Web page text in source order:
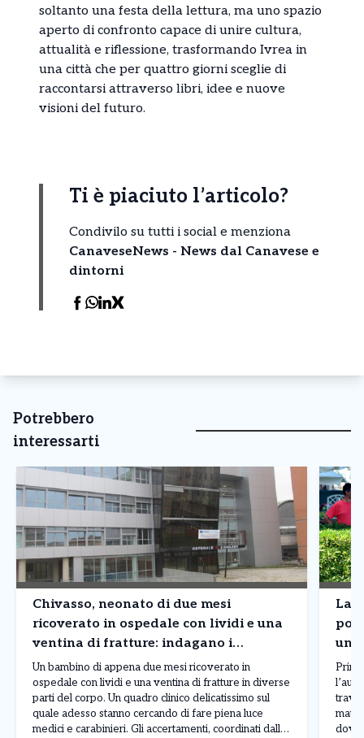
soltanto una festa della lettura, ma uno spazio
aperto di confronto capace di unire cultura,
attualità e riflessione, trasformando Ivrea in
una città che per quattro giorni sceglie di
raccontarsi attraverso libri, idee e nuove
visioni del futuro.
Ti è piaciuto l’articolo?
Condivilo su tutti i social e menziona
CanaveseNews - News dal Canavese e
dintorni
Potrebbero
interessarti
Chivasso, neonato di due mesi
ricoverato in ospedale con lividi e una
ventina di fratture: indagano i
carabinieri
Un bambino di appena due mesi ricoverato in
ospedale con lividi e una ventina di fratture in diverse
parti del corpo. Un quadro clinico delicatissimo sul
quale adesso stanno cercando di fare piena luce
medici e carabinieri. Gli accertamenti, coordinati dalla
poi
uno
dove